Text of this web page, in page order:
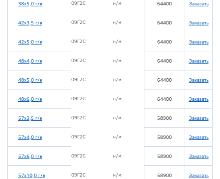
38х5,0 г/к 09Г2С н/м 64400 Заказать
42х3,5 г/к 09Г2С н/м 64400 Заказать
42х5,0 г/к 09Г2С н/м 64400 Заказать
48х4,0 г/к 09Г2С н/м 64400 Заказать
48х5,0 г/к 09Г2С н/м 64400 Заказать
48х6,0 г/к 09Г2С н/м 64400 Заказать
57х3,5 г/к 09Г2С н/м 58900 Заказать
57х4,0 г/к 09Г2С н/м 58900 Заказать
57х6,0 г/к 09Г2С н/м 58900 Заказать
57х10,0 г/к 09Г2С н/м 58900 Заказать